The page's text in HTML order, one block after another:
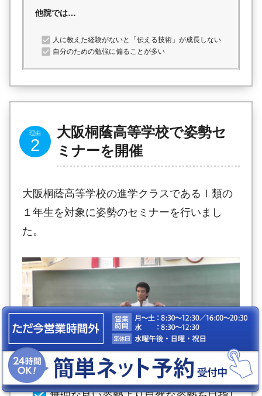
他院では…
人に教えた経験がないと「伝える技術」が成長しない
自分のための勉強に偏ることが多い
大阪桐蔭高等学校で姿勢セ
ミナーを開催
大阪桐蔭高等学校の進学クラスであるⅠ類の
１年生を対象に姿勢のセミナーを行いまし
た。